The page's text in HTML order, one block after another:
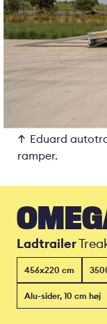
Eduard
ramper.
Ladtrailer
456x220 cm
Alu-sider, 10 cm høj